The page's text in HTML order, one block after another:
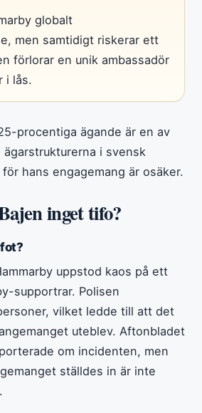
globalt
men samtidigt riskerar ett
förlorar en unik ambassadör
i lås.
procentiga ägande är en av
i svensk
hans engagemang är osäker.
inget tifo?
uppstod kaos på ett
supportrar. Polisen
vilket ledde till att det
uteblev. Aftonbladet
om incidenten, men
ställdes in är inte